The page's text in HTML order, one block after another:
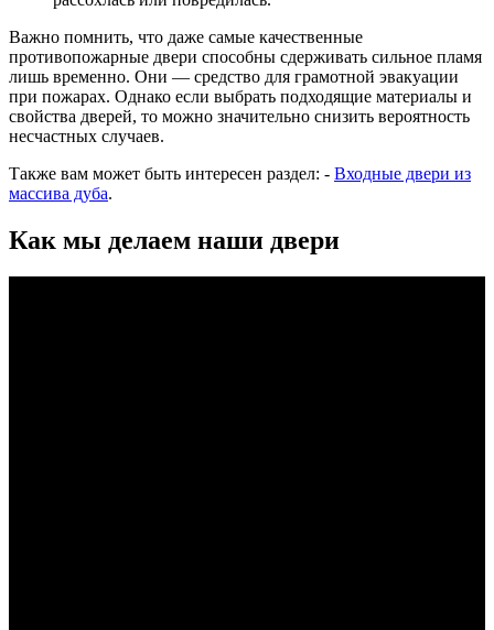
Важно помнить, что даже самые качественные
противопожарные двери способны сдерживать сильное пламя
лишь временно. Они — средство для грамотной эвакуации
при пожарах. Однако если выбрать подходящие материалы и
свойства дверей, то можно значительно снизить вероятность
несчастных случаев.
Также вам может быть интересен раздел: - Входные двери из
массива дуба.
Как мы делаем наши двери